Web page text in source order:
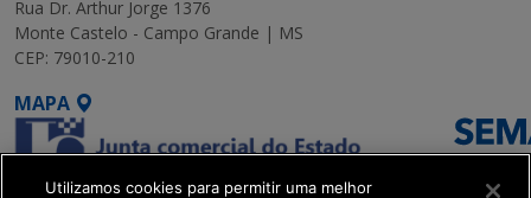
Rua Dr. Arthur Jorge 1376
Monte Castelo - Campo Grande | MS
CEP: 79010-210
MAPA
Utilizamos cookies para permitir uma melhor